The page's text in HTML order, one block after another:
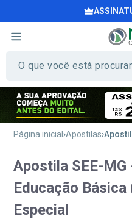
Página inicial Apostilas
Apostila SEE-
Educação Básica
Especial